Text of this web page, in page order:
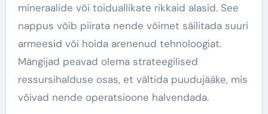
mineraalide või toiduallikate rikkaid alasid. See
nappus võib piirata nende võimet säilitada suuri
armeesid või hoida arenenud tehnoloogiat.
Mängijad peavad olema strateegilised
ressursihalduse osas, et vältida puudujääke, mis
võivad nende operatsioone halvendada.